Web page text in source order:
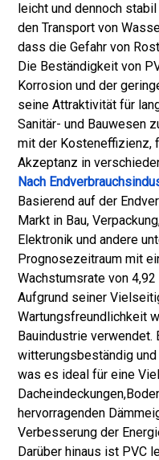
leicht und dennoch
den Transport von
dass die Gefahr von
Die Beständigkeit von
Korrosion und der
seine Attraktivität für
Sanitär- und Bauwesen
mit der Kosteneffizienz,
Akzeptanz in
Nach
Basierend auf der
Markt in Bau,
Elektronik und andere
Prognosezeitraum mit
Wachstumsrate von
Aufgrund seiner
Wartungsfreundlichkeit
Bauindustrie
witterungsbeständig
was es ideal für eine
Dacheindeckungen,
hervorragenden
Verbesserung der
Darüber hinaus ist PVC